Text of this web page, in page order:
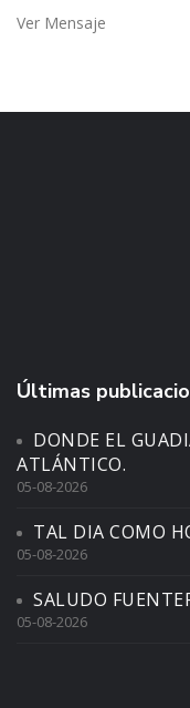
Ver Mensaje
Últimas
DONDE EL
ATLÁNTICO.
05-08-2026
TAL DIA COMO
05-08-2026
SALUDO
05-08-2026